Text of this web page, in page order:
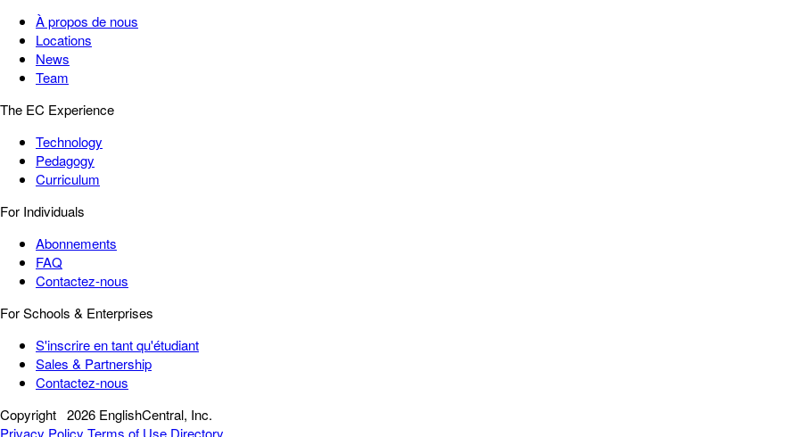
À propos de nous
Locations
News
Team
The EC Experience
Technology
Pedagogy
Curriculum
For Individuals
Abonnements
FAQ
Contactez-nous
For Schools & Enterprises
S'inscrire en tant qu'étudiant
Sales & Partnership
Contactez-nous
Copyright 2026 EnglishCentral, Inc.